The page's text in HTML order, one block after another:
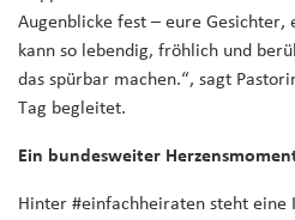
Augenblicke fest – eure Gesichter,
kann so lebendig, fröhlich und
das spürbar machen.“, sagt
Tag begleitet.
Ein bundesweiter
Hinter #einfachheiraten steht eine